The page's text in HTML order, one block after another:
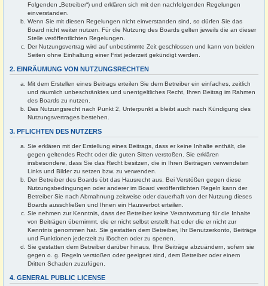
Folgenden „Betreiber“) und erklären sich mit den nachfolgenden Regelungen
einverstanden.
Wenn Sie mit diesen Regelungen nicht einverstanden sind, so dürfen Sie das
Board nicht weiter nutzen. Für die Nutzung des Boards gelten jeweils die an dieser
Stelle veröffentlichten Regelungen.
Der Nutzungsvertrag wird auf unbestimmte Zeit geschlossen und kann von beiden
Seiten ohne Einhaltung einer Frist jederzeit gekündigt werden.
2. EINRÄUMUNG VON NUTZUNGSRECHTEN
Mit dem Erstellen eines Beitrags erteilen Sie dem Betreiber ein einfaches, zeitlich
und räumlich unbeschränktes und unentgeltliches Recht, Ihren Beitrag im Rahmen
des Boards zu nutzen.
Das Nutzungsrecht nach Punkt 2, Unterpunkt a bleibt auch nach Kündigung des
Nutzungsvertrages bestehen.
3. PFLICHTEN DES NUTZERS
Sie erklären mit der Erstellung eines Beitrags, dass er keine Inhalte enthält, die
gegen geltendes Recht oder die guten Sitten verstoßen. Sie erklären
insbesondere, dass Sie das Recht besitzen, die in Ihren Beiträgen verwendeten
Links und Bilder zu setzen bzw. zu verwenden.
Der Betreiber des Boards übt das Hausrecht aus. Bei Verstößen gegen diese
Nutzungsbedingungen oder anderer im Board veröffentlichten Regeln kann der
Betreiber Sie nach Abmahnung zeitweise oder dauerhaft von der Nutzung dieses
Boards ausschließen und Ihnen ein Hausverbot erteilen.
Sie nehmen zur Kenntnis, dass der Betreiber keine Verantwortung für die Inhalte
von Beiträgen übernimmt, die er nicht selbst erstellt hat oder die er nicht zur
Kenntnis genommen hat. Sie gestatten dem Betreiber, Ihr Benutzerkonto, Beiträge
und Funktionen jederzeit zu löschen oder zu sperren.
Sie gestatten dem Betreiber darüber hinaus, Ihre Beiträge abzuändern, sofern sie
gegen o. g. Regeln verstoßen oder geeignet sind, dem Betreiber oder einem
Dritten Schaden zuzufügen.
4. GENERAL PUBLIC LICENSE